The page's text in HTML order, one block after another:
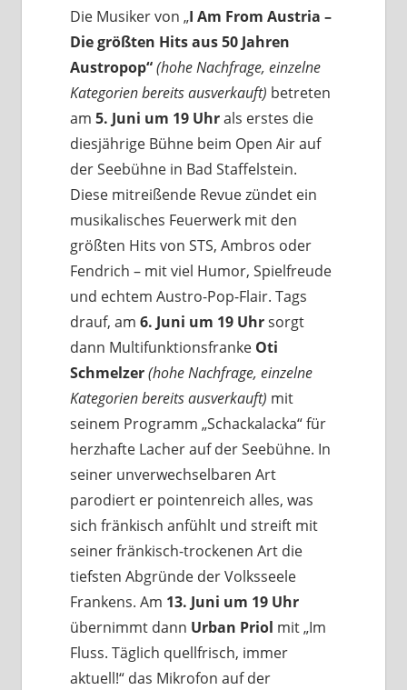
Die Musiker von „I Am From Austria –
Die größten Hits aus 50 Jahren
Austropop“ (hohe Nachfrage, einzelne
Kategorien bereits ausverkauft) betreten
am5. Juni um 19 Uhrals erstes die
diesjährige Bühne beim Open Air auf
der Seebühne in Bad Staffelstein.
Diese mitreißende Revue zündet ein
musikalisches Feuerwerk mit den
größten Hits von STS, Ambros oder
Fendrich – mit viel Humor, Spielfreude
und echtem Austro-Pop-Flair. Tags
drauf, am6. Juni um 19 Uhrsorgt
dann Multifunktionsfranke Oti
Schmelzer (hohe Nachfrage, einzelne
Kategorien bereits ausverkauft) mit
seinem Programm „Schackalacka“ für
herzhafte Lacher auf der Seebühne. In
seiner unverwechselbaren Art
parodiert er pointenreich alles, was
sich fränkisch anfühlt und streift mit
seiner fränkisch-trockenen Art die
tiefsten Abgründe der Volksseele
Frankens. Am 13. Juni um 19 Uhr
übernimmt dann Urban Priol mit „Im
Fluss. Täglich quellfrisch, immer
aktuell!“ das Mikrofon auf der